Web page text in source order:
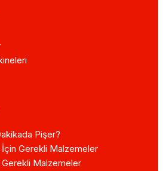
Pişer?
İçin Gerekli Malzemeler
Malzemeler